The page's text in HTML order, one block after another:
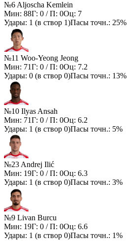
№6 Aljoscha Kemlein
Мин: 88Г: 0 / П: 0Оц: 7
Удары: 1 (в створ 1)Пасы точн.: 25%
№11 Woo-Yeong Jeong
Мин: 71Г: 0 / П: 0Оц: 7.2
Удары: 0 (в створ 0)Пасы точн.: 13%
№10 Ilyas Ansah
Мин: 71Г: 0 / П: 0Оц: 6.2
Удары: 1 (в створ 0)Пасы точн.: 5%
№23 Andrej Ilić
Мин: 19Г: 0 / П: 0Оц: 6.3
Удары: 1 (в створ 0)Пасы точн.: 3%
№9 Livan Burcu
Мин: 19Г: 0 / П: 0Оц: 6.6
Удары: 1 (в створ 0)Пасы точн.: 1%